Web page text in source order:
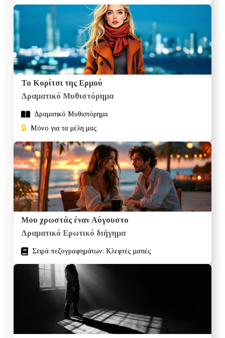
Το Κορίτσι της Ερμού
Δραματικό Mυθιστόρημα
Δραματικό Mυθιστόρημα
🔒 Μόνο για τα μέλη μας
Μου χρωστάς έναν Αύγουστο
Δραματικό Ερωτικό διήγημα
Σειρά πεζογραφημάτων: Κλεφτές ματιές